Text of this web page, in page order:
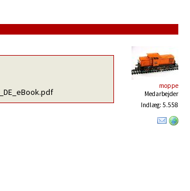
moppe
Medarbejder
Indlæg: 5.558